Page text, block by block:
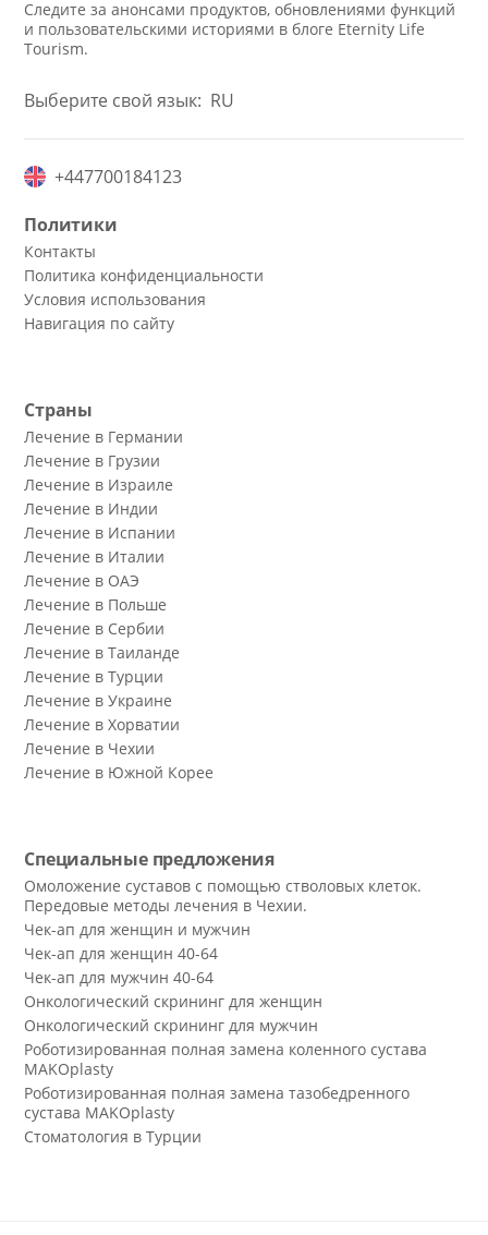
Следите за анонсами продуктов, обновлениями функций
и пользовательскими историями в блоге Eternity Life
Tourism.
Выберите свой язык: RU
+447700184123
Политики
Контакты
Политика конфиденциальности
Условия использования
Навигация по сайту
Страны
Лечение в Германии
Лечение в Грузии
Лечение в Израиле
Лечение в Индии
Лечение в Испании
Лечение в Италии
Лечение в ОАЭ
Лечение в Польше
Лечение в Сербии
Лечение в Таиланде
Лечение в Турции
Лечение в Украине
Лечение в Хорватии
Лечение в Чехии
Лечение в Южной Корее
Специальные предложения
Омоложение суставов с помощью стволовых клеток.
Передовые методы лечения в Чехии.
Чек-ап для женщин и мужчин
Чек-ап для женщин 40-64
Чек-ап для мужчин 40-64
Онкологический скрининг для женщин
Онкологический скрининг для мужчин
Роботизированная полная замена коленного сустава
MAKOplasty
Роботизированная полная замена тазобедренного
сустава MAKOplasty
Стоматология в Турции